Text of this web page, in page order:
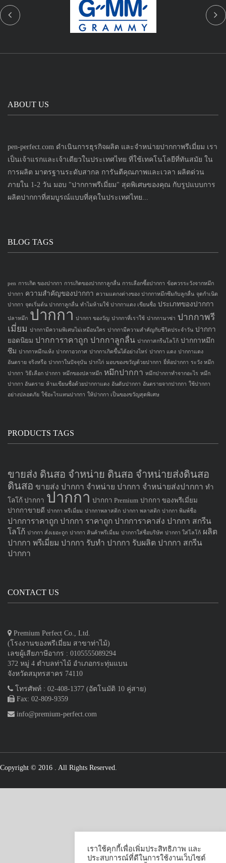
ABOUT US
pen-perfect.com ดำเนินการธุรกิจผลิต และจำหน่ายปากกาพรีเมี่ยม เรา
เป็นเจ้าแรกและเจ้าเดียวในประเทศไทย ที่ใช้เทคโนโลยีที่ทันสมัย ใน
การผลิต มาตรฐานระดับสากล การันตีคุณภาพและเวลา ผลิตด่วน
ภายใน 1-2 วัน มอบ "ปากกาพรีเมี่ยม" สุดพิเศษของคุณ กับรูปแบบการ
ผลิตปากกาที่สมบูรณ์แบบที่สุดในประเทศไทย...
BLOG TAGS
pen การเกิด ของปากกา การเกิดของปากกาลูกลื่น การเลือกซื้อปากกา ข้อควรระวังจากหมึก
ปากกา ความสำคัญของปากกา ความแตกงต่างของ ปากกาหมึกซึมกับลูกลื่น จุดกำเนิด
ปากกา จุดเริ่มต้น ปากกาลูกลื่น ทำไมห้ามใช้ ปากกาแดง เขียนชื่อ ประเภทของปากกา
ปลาหมึก ปากกา ปากกา ของวัญ ปากกาที่เราใช้ ปากกานาซ่า ปากกาพรี
เมี่ยม ปากกามีความพิเศษไม่เหมือนใคร ปากกามีความสำคัญกับชีวิตประจำวัน ปากกา
ยอดนิยม ปากการาคาถูก ปากกาลูกลื่น ปากกาสกรีนโลโก้ ปากกาหมึก
ซึม ปากกาหมึกแห้ง ปากกาอวกาศ ปากกาเกิดขึ้นได้อย่างไหร่ ปากกา แดง ปากกาแดง
อันตราย จริงหรือ ปากกาในปัจจุบัน ปากไก่ มอบของขวัญด้วยปากกา ยี่ห้อปากกา ระวัง หมึก
ปากกา วิธีเลือก ปากกา หมึกของปลาหมึก หมึกปากกา หมึกปากกาทำจากอะไร หมึก
ปากกา อันตราย ห้ามเขียนชื่อด้วยปากกาแดง อันดับปากกา อันตรายจากปากกา ใช้ปากกา
อย่างปลอดภัย ใช้อะไรแทนปากกา ให้ปากกา เป็นของขวัญสุดพิเศษ
PRODUCTS TAGS
ขายส่ง ดินสอ จำหน่าย ดินสอ จำหน่ายส่งดินสอ
ดินสอ ขายส่ง ปากกา จำหน่าย ปากกา จำหน่ายส่งปากกา ทำ
โลโก้ ปากกา ปากกา ปากกา Premium ปากกา ของพรีเมี่ยม
ปากกาขายดี ปากกา พรีเมี่ยม ปากกาพลาสติก ปากกา พลาสติก ปากกา พิมพ์ชื่อ
ปากการาคาถูก ปากกา ราคาถูก ปากการาคาส่ง ปากกา สกรีน
โลโก้ ปากกา สั่งเยอะถูก ปากกา สินค้าพรีเมี่ยม ปากกาใส่ชื่อบริษัท ปากกา ใส่โลโก้ ผลิต
ปากกา พรีเมี่ยม ปากกา รับทำ ปากกา รับผลิต ปากกา สกรีน
ปากกา
CONTACT US
Premium Perfect Co., Ltd.
(โรงงานของพรีเมี่ยม สาขาท่าไม้)
เลขผู้เสียภาษีอากร : 0105555089294
372 หมู่ 4 ตำบลท่าไม้ อำเภอกระทุ่มแบน
จังหวัดสมุทรสาคร 74110
โทรศัพท์ : 02-408-1377 (อัตโนมัติ 10 คู่สาย)
Fax: 02-809-9359
info@premium-perfect.com
Copyright © 2016 . All Rights Reserved.
เราใช้คุกกี้เพื่อเพิ่มประสิทธิภาพ และ
ประสบการณ์ที่ดีในการใช้งานเว็บไซต์